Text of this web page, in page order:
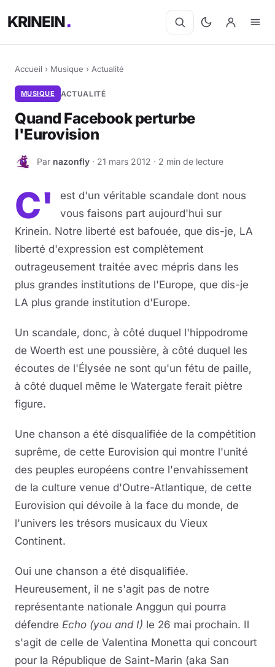
KRINEIN
Accueil › Musique › Actualité
MUSIQUE ACTUALITÉ
Quand Facebook perturbe
l'Eurovision
N Par nazonfly · 21 mars 2012 · 2 min de lecture
C'
est d'un véritable scandale dont nous
vous faisons part aujourd'hui sur
Krinein. Notre liberté est bafouée, que dis-je, LA
liberté d'expression est complètement
outrageusement traitée avec mépris dans les
plus grandes institutions de l'Europe, que dis-je
LA plus grande institution d'Europe.
Un scandale, donc, à côté duquel l'hippodrome
de Woerth est une poussière, à côté duquel les
écoutes de l'Élysée ne sont qu'un fétu de paille,
à côté duquel même le Watergate ferait piètre
figure.
Une chanson a été disqualifiée de la compétition
suprême, de cette Eurovision qui montre l'unité
des peuples européens contre l'envahissement
de la culture venue d'Outre-Atlantique, de cette
Eurovision qui dévoile à la face du monde, de
l'univers les trésors musicaux du Vieux
Continent.
Oui une chanson a été disqualifiée.
Heureusement, il ne s'agit pas de notre
représentante nationale Anggun qui pourra
défendre Echo (you and I) le 26 mai prochain. Il
s'agit de celle de Valentina Monetta qui concourt
pour la République de Saint-Marin (aka San